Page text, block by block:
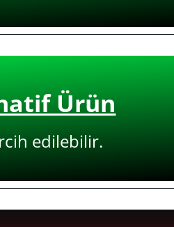
Ürün
edilebilir.